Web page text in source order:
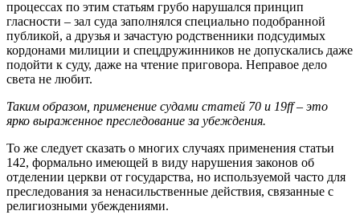
процессах по этим статьям грубо нарушался принцип
гласности – зал суда заполнялся специально подобранной
публикой, а друзья и зачастую родственники подсудимых
кордонами милиции и спецдружинников не допускались даже
подойти к суду, даже на чтение приговора. Неправое дело
света не любит.
Таким образом, применение судами статей 70 и 19ff – это
ярко выраженное преследование за убеждения.
То же следует сказать о многих случаях применения статьи
142, формально имеющей в виду нарушения законов об
отделении церкви от государства, но используемой часто для
преследования за ненасильственные действия, связанные с
религиозными убеждениями.